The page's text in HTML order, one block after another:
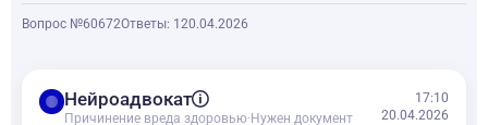
Вопрос №60672Ответы: 1 20.04.2026
balanceНейроадвокат
Причинение вреда здоровью· Нужен документ
17:10
20.04.2026